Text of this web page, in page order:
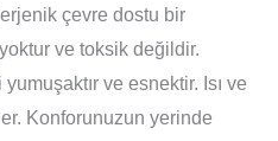
çevre dostu bir
ve toksik değildir.
ve esnektir. Isı ve
Konforunuzun yerinde